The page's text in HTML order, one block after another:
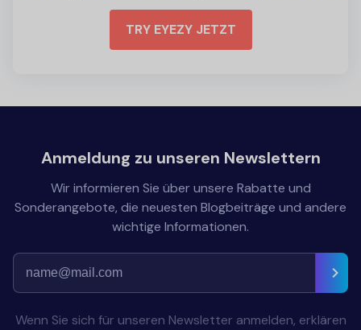
TRY EYEZY JETZT
Anmeldung zu unseren Newslettern
Wir informieren Sie über unsere Rabatte und
Sonderangebote, die neuesten Blogbeiträge und andere
wichtige Informationen.
Wenn Sie sich für unseren Newsletter anmelden, erklären